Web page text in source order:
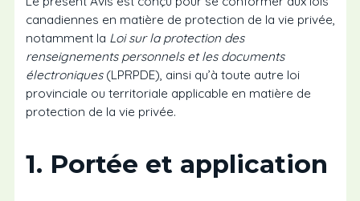
canadiennes en matière de protection de la vie privée,
notamment la Loi sur la protection des
renseignements personnels et les documents
électroniques(LPRPDE), ainsi qu’à toute autre loi
provinciale ou territoriale applicable en matière de
protection de la vie privée.
1. Portée et application